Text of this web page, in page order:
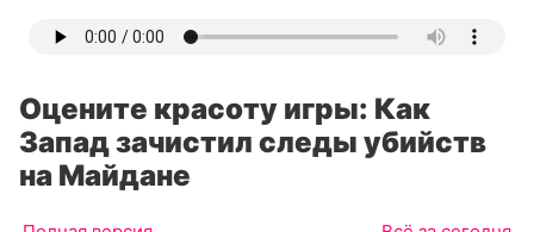
Оцените красоту игры: Как
Запад зачистил следы убийств
на Майдане